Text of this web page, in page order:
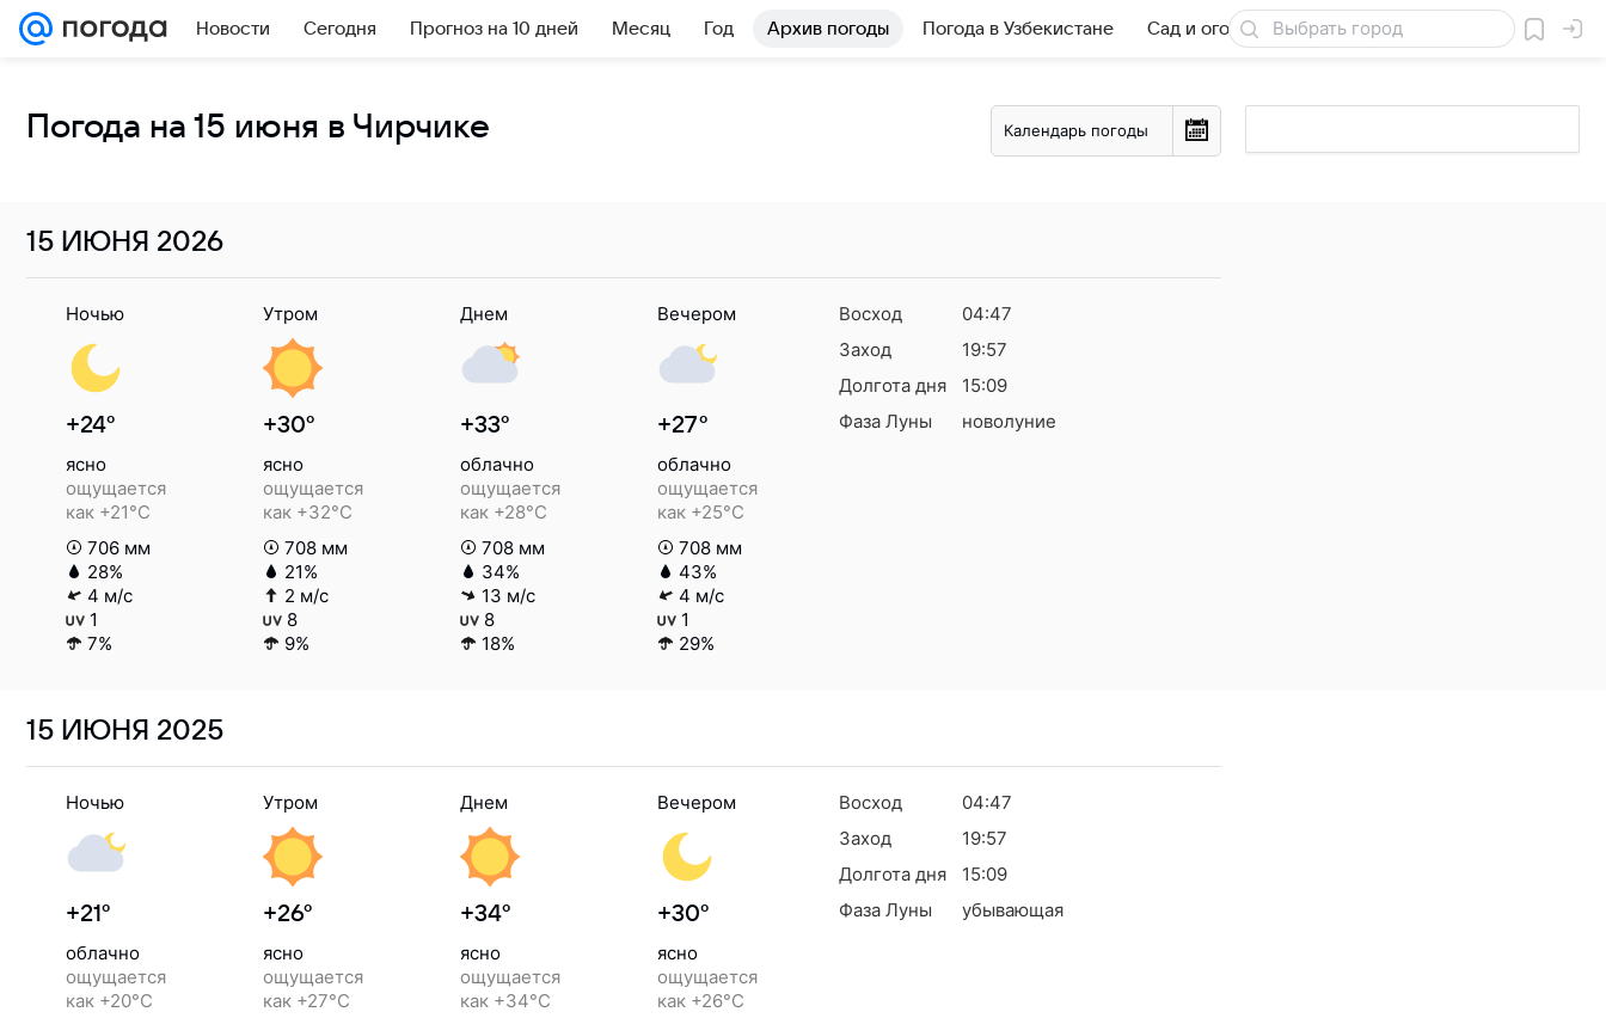
Новости Сегодня Прогноз на 10 дней Месяц Год Архив погоды Погода в Узбекистане Сад и огород Товары для дачи
Погода на 15 июня в Чирчике Календарь погоды
15 ИЮНЯ 2026
Ночью
+24°
ясно
ощущается
как +21°C
706 мм
28%
4 м/с
1
7%
Утром
+30°
ясно
ощущается
как +32°C
708 мм
21%
2 м/с
8
9%
Днем
+33°
облачно
ощущается
как +28°C
708 мм
34%
13 м/с
8
18%
Вечером
+27°
облачно
ощущается
как +25°C
708 мм
43%
4 м/с
1
29%
Восход
04:47
Заход
19:57
Долгота дня
15:09
Фаза Луны
новолуние
15 ИЮНЯ 2025
Ночью
+21°
облачно
ощущается
как +20°C
Утром
+26°
ясно
ощущается
как +27°C
Днем
+34°
ясно
ощущается
как +34°C
Вечером
+30°
ясно
ощущается
как +26°C
Восход
04:47
Заход
19:57
Долгота дня
15:09
Фаза Луны
убывающая